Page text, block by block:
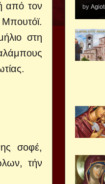
από τον
στη
σοφέ,
τήν
by